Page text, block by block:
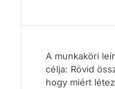
A munkaköri
célja: Rövid
hogy miért